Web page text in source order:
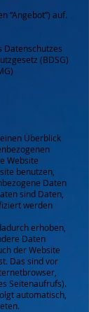
“Angebot”) auf.
Datenschutzes
(BDSG)
Überblick
Website
benutzen,
Daten
sind Daten,
werden
erhoben,
Daten
der Website
Das sind vor
Seitenaufrufs).
automatisch,